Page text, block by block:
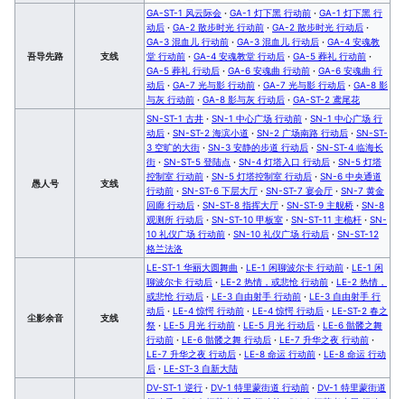
吾导先路 支线
GA-ST-1 风云际会 · GA-1 灯下黑 行动前 · GA-1 灯下黑 行
动后 · GA-2 散步时光 行动前 · GA-2 散步时光 行动后 ·
GA-3 混血儿 行动前 · GA-3 混血儿 行动后 · GA-4 安魂教
堂 行动前 · GA-4 安魂教堂 行动后 · GA-5 葬礼 行动前 ·
GA-5 葬礼 行动后 · GA-6 安魂曲 行动前 · GA-6 安魂曲 行
动后 · GA-7 光与影 行动前 · GA-7 光与影 行动后 · GA-8 影
与灰 行动前 · GA-8 影与灰 行动后 · GA-ST-2 鸢尾花
愚人号 支线
SN-ST-1 古井 · SN-1 中心广场 行动前 · SN-1 中心广场 行
动后 · SN-ST-2 海滨小道 · SN-2 广场南路 行动后 · SN-ST-
3 空旷的大街 · SN-3 安静的步道 行动后 · SN-ST-4 临海长
街 · SN-ST-5 登陆点 · SN-4 灯塔入口 行动后 · SN-5 灯塔
控制室 行动前 · SN-5 灯塔控制室 行动后 · SN-6 中央通道
行动前 · SN-ST-6 下层大厅 · SN-ST-7 宴会厅 · SN-7 黄金
回廊 行动后 · SN-ST-8 指挥大厅 · SN-ST-9 主舰桥 · SN-8
观测所 行动后 · SN-ST-10 甲板室 · SN-ST-11 主桅杆 · SN-
10 礼仪广场 行动前 · SN-10 礼仪广场 行动后 · SN-ST-12
格兰法洛
尘影余音 支线
LE-ST-1 华丽大圆舞曲 · LE-1 闲聊波尔卡 行动前 · LE-1 闲
聊波尔卡 行动后 · LE-2 热情，或悲怆 行动前 · LE-2 热情，
或悲怆 行动后 · LE-3 自由射手 行动前 · LE-3 自由射手 行
动后 · LE-4 惊愕 行动前 · LE-4 惊愕 行动后 · LE-ST-2 春之
祭 · LE-5 月光 行动前 · LE-5 月光 行动后 · LE-6 骷髅之舞
行动前 · LE-6 骷髅之舞 行动后 · LE-7 升华之夜 行动前 ·
LE-7 升华之夜 行动后 · LE-8 命运 行动前 · LE-8 命运 行动
后 · LE-ST-3 自新大陆
DV-ST-1 逆行 · DV-1 特里蒙街道 行动前 · DV-1 特里蒙街道